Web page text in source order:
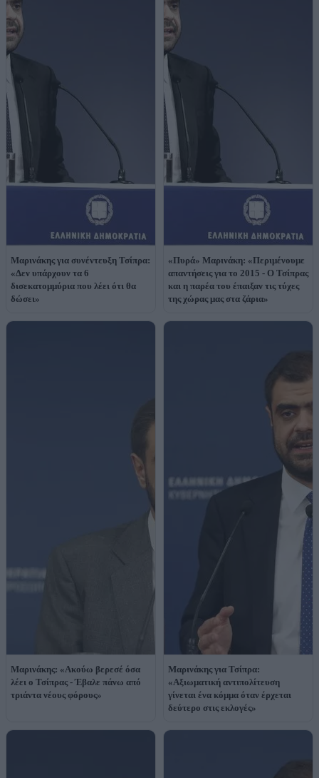
Μαρινάκης για συνέντευξη Τσίπρα:
«Δεν υπάρχουν τα 6
δισεκατομμύρια που λέει ότι θα
δώσει»
«Πυρά» Μαρινάκη: «Περιμένουμε
απαντήσεις για το 2015 - Ο Τσίπρας
και η παρέα του έπαιξαν τις τύχες
της χώρας μας στα ζάρια»
Μαρινάκης: «Ακούω βερεσέ όσα
λέει ο Τσίπρας - Έβαλε πάνω από
τριάντα νέους φόρους»
Μαρινάκης για Τσίπρα:
«Αξιωματική αντιπολίτευση
γίνεται ένα κόμμα όταν έρχεται
δεύτερο στις εκλογές»